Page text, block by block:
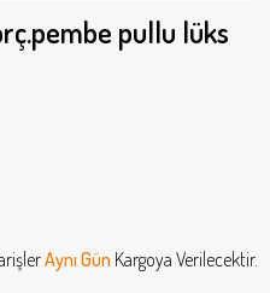
pullu lüks
Aynı Gün Kargoya Verilecektir.